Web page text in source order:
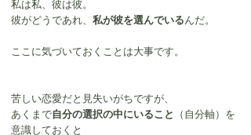
私は私、彼は彼。
彼がどうであれ、 私が彼を選んでいるんだ。
ここに気づいておくことは大事です。
苦しい恋愛だと見失いがちですが、
あくまで自分の選択の中にいること
（自分軸）を
意識しておくと